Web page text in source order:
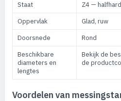
Staat
Z4 — halfhard
Oppervlak
Glad, ruw
Doorsnede
Rond
Beschikbare
diameters en
lengtes
Bekijk de
de
Voordelen van